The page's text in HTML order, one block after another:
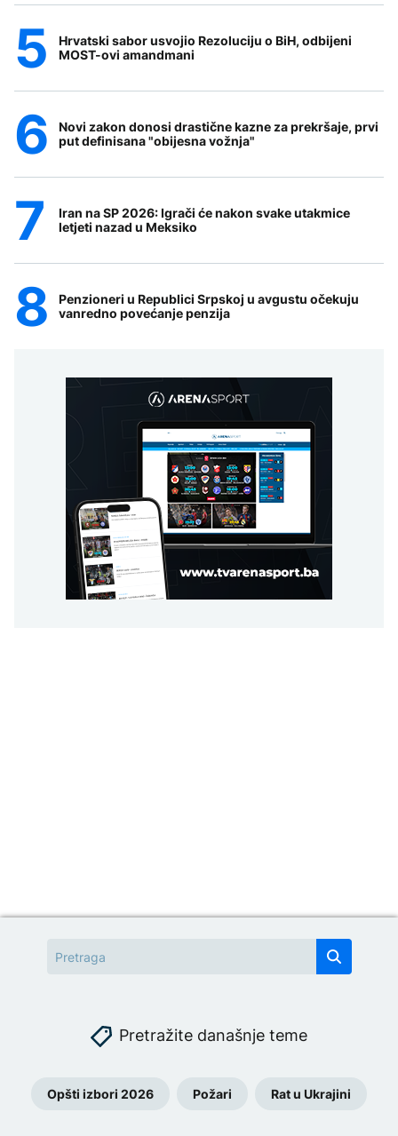
Hrvatski sabor usvojio Rezoluciju o BiH, odbijeni
MOST-ovi amandmani
Novi zakon donosi drastične kazne za prekršaje, prvi
put definisana "obijesna vožnja"
Iran na SP 2026: Igrači će nakon svake utakmice
letjeti nazad u Meksiko
Penzioneri u Republici Srpskoj u avgustu očekuju
vanredno povećanje penzija
Pretražite današnje teme
Opšti izbori 2026 Požari Rat u Ukrajini